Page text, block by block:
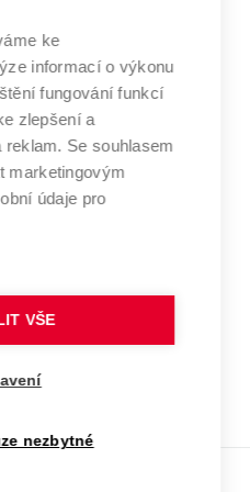
učení
technické
ke
informací o výkonu
fungování funkcí
zlepšení a
Se souhlasem
marketingovým
údaje pro
VŠE
nezbytné